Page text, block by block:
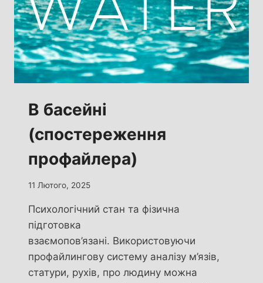
В басейні
(спостереження
профайлера)
11 Лютого, 2025
Психологічний стан та фізична
підготовка
взаємопов’язані. Використовуючи
профайлингову систему аналізу м’язів,
статури, рухів, про людину можна